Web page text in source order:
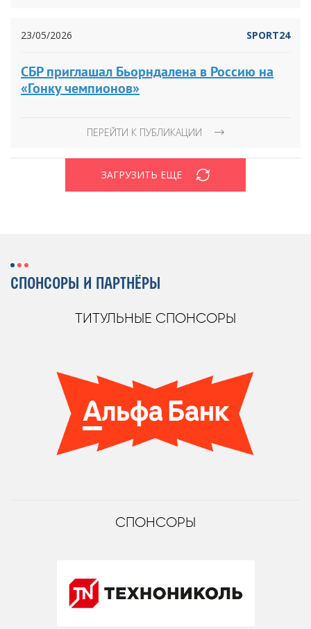
23/05/2026 SPORT24
СБР приглашал Бьорндалена в Россию на
«Гонку чемпионов»
ПЕРЕЙТИ К ПУБЛИКАЦИИ
ЗАГРУЗИТЬ ЕЩЕ
СПОНСОРЫ И ПАРТНЁРЫ
ТИТУЛЬНЫЕ СПОНСОРЫ
СПОНСОРЫ